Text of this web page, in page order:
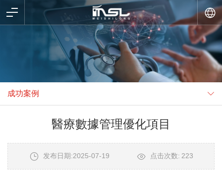
成功案例
醫療數據管理優化項目
发布日期:2025-07-19 点击次数: 223